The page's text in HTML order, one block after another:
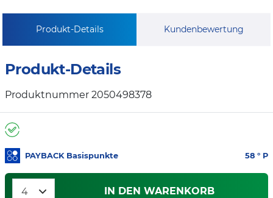
Produkt-Details Kundenbewertung
Produkt-Details
Produktnummer 2050498378
PAYBACK Basispunkte 58 ° P
IN DEN WARENKORB